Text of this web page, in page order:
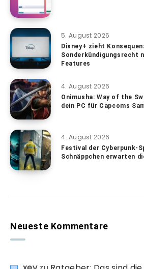
5. August 2026
Disney+ zieht
Sonderkündigungsrecht
Features
4. August 2026
Onimusha: Way of the
dein PC für Capcoms
4. August 2026
Festival der Cyberpunk-
Schnäppchen erwarten
Neueste Kommentare